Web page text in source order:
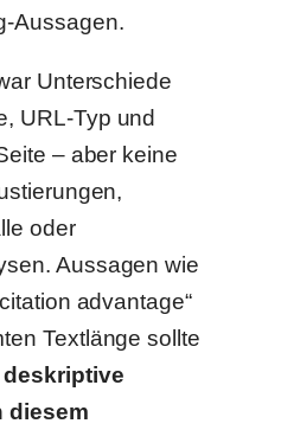
Aussagen.
Unterschiede
URL-Typ und
– aber keine
oder
Aussagen wie
advantage“
Textlänge sollte
deskriptive
diesem